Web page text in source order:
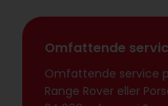
Omfattende
Omfattende service
Range Rover eller